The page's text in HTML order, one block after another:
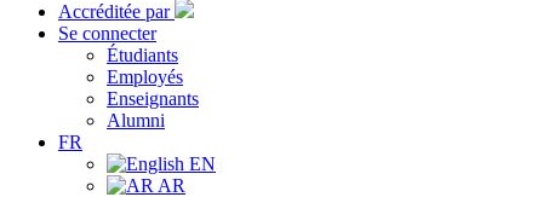
Accréditée par
Se connecter
Étudiants
Employés
Enseignants
Alumni
FR
EN
AR